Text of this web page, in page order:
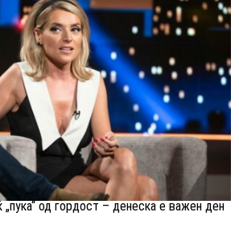
од гордост – денеска е важен ден